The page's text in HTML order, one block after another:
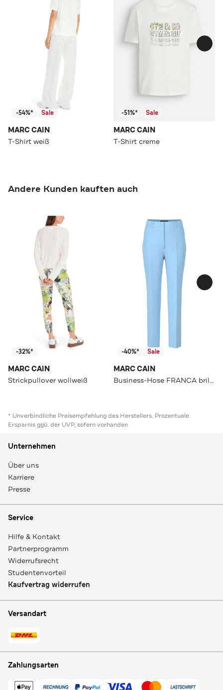
-54%* Sale
MARC CAIN
T-Shirt weiß
-51%* Sale
MARC CAIN
T-Shirt creme
Andere Kunden kauften auch
-32%*
MARC CAIN
Strickpullover wollweiß
-40%* Sale
MARC CAIN
Business-Hose FRANCA brilliant blue Straight
* Unverbindliche Preisempfehlung des Herstellers. Prozentuale
Ersparnis ggü. der UVP, sofern vorhanden
Unternehmen
Über uns
Karriere
Presse
Service
Hilfe & Kontakt
Partnerprogramm
Widerrufsrecht
Studentenvorteil
Kaufvertrag widerrufen
Versandart
Zahlungsarten